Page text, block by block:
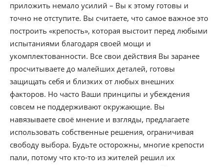
приложить немало усилий – Вы к этому готовы и
точно не отступите. Вы считаете, что самое важное это
построить «крепость», которая выстоит перед любыми
испытаниями благодаря своей мощи и
укомплектованности. Все свои действия Вы заранее
просчитываете до малейших деталей, готовы
защищать себя и близких от любых внешних
факторов. Но часто Ваши принципы и убеждения
совсем не поддерживают окружающие. Вы
навязываете своё мнение и взгляды, предлагаете
использовать собственные решения, ограничивая
свободу выбора. Будьте осторожны, многие крепости
пали, потому что кто-то из жителей решил их